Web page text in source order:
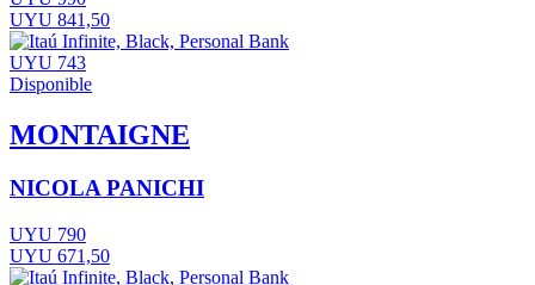
UYU 841,50
UYU 743
Disponible
MONTAIGNE
NICOLA PANICHI
UYU 790
UYU 671,50